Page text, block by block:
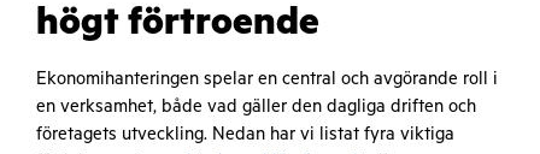
högt förtroende
Ekonomihanteringen spelar en central och avgörande roll i
en verksamhet, både vad gäller den dagliga driften och
företagets utveckling. Nedan har vi listat fyra viktiga